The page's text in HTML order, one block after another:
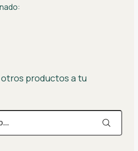
productos a tu